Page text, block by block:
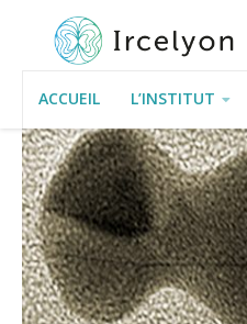
ACCUEIL L’INSTITUT
INFORMATIONS PRATIQUES